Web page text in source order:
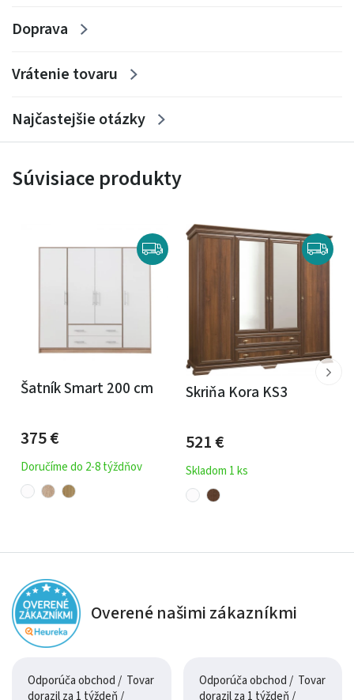
Doprava
Vrátenie tovaru
Najčastejšie otázky
Súvisiace produkty
Šatník Smart 200 cm
375€
Doručíme do 2-8 týždňov
Skriňa Kora KS3
521€
Skladom 1 ks
Overené našimi zákazníkmi
Odporúča obchod / Tovar
Odporúča obchod / Tovar